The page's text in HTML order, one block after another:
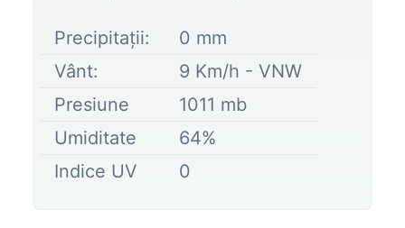
Precipitații: 0 mm
Vânt:
9 Km/h - VNW
Presiune
1011 mb
Umiditate
64%
Indice UV
0